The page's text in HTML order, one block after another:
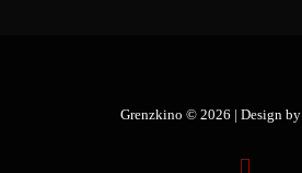
Grenzkino © 2026 | Design by